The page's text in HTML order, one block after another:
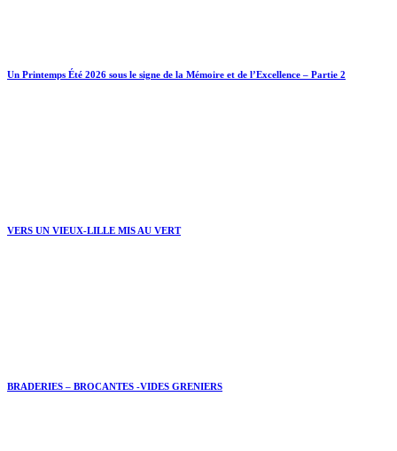
Un Printemps Été 2026 sous le signe de la Mémoire et de l’Excellence – Partie 2
VERS UN VIEUX-LILLE MIS AU VERT
BRADERIES – BROCANTES -VIDES GRENIERS